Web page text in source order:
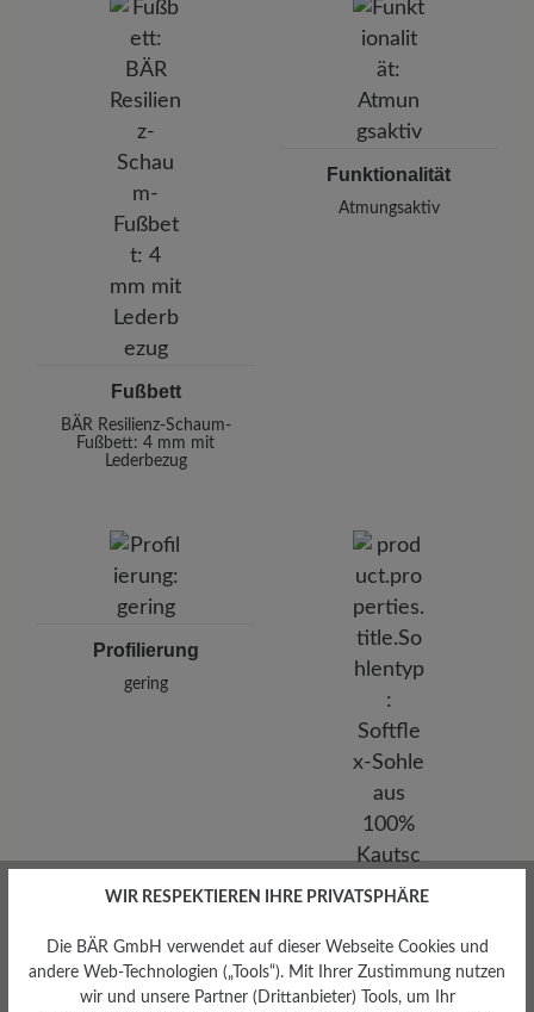
Fußbett
BÄR Resilienz-Schaum-
Fußbett: 4 mm mit
Lederbezug
Funktionalität
Atmungsaktiv
Profilierung
gering
Softflex-Sohle aus 100%
Kautschuk
WIR RESPEKTIEREN IHRE PRIVATSPHÄRE
Die BÄR GmbH verwendet auf dieser Webseite Cookies und
andere Web-Technologien („Tools“). Mit Ihrer Zustimmung nutzen
wir und unsere Partner (Drittanbieter) Tools, um Ihr